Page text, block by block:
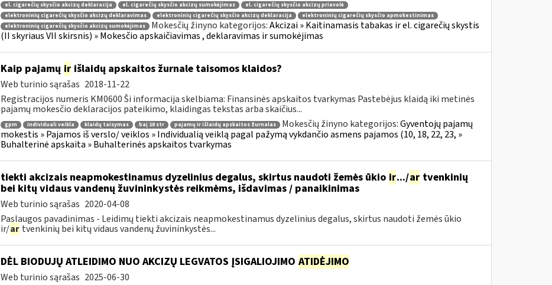
el. cigarečių skysčio akcizų deklaracija
el. cigarečių skysčio akcizų sumokėjimas
el. cigarečių skysčio akcizų prievolė
elektroninių cigarečių skysčio akcizų deklaravimas
elektroninių cigarečių skysčio akcizų deklaracija
elektroninių cigarečių skysčio apmokestinimas
elektroninių cigarečių skysčio akcizų sumokėjimas
Mokesčių žinyno kategorijos:Akcizai » Kaitinamasis tabakas ir el. cigarečių skystis
(II skyriaus VII skirsnis) » Mokesčio apskaičiavimas , deklaravimas ir sumokėjimas
Kaip pajamų irišlaidų apskaitos žurnale taisomos klaidos?
Web turinio sąrašas 2018-11-22
Registracijos numeris KM0600 Ši informacija skelbiama: Finansinės apskaitos tvarkymas Pastebėjus klaidą iki metinės
pajamų mokesčio deklaracijos pateikimo, klaidingas tekstas arba skaičius...
gpm individuali veikla klaidų taisymas baį 18 str pajamų ir išlaidų apskaitos žurnalas Mokesčių žinyno kategorijos:Gyventojų pajamų
mokestis » Pajamos iš verslo/ veiklos » Individualią veiklą pagal pažymą vykdančio asmens pajamos (10, 18, 22, 23, »
Buhalterinė apskaita » Buhalterinės apskaitos tvarkymas
tiekti akcizais neapmokestinamus dyzelinius degalus, skirtus naudoti žemės ūkio ir.../artvenkinių
bei kitų vidaus vandenų žuvininkystės reikmėms, išdavimas / panaikinimas
Web turinio sąrašas 2020-04-08
Paslaugos pavadinimas - Leidimų tiekti akcizais neapmokestinamus dyzelinius degalus, skirtus naudoti žemės ūkio
ir/ar tvenkinių bei kitų vidaus vandenų žuvininkystės...
DĖL BIODUJŲ ATLEIDIMO NUO AKCIZŲ LEGVATOS ĮSIGALIOJIMO ATIDĖJIMO
Web turinio sąrašas 2025-06-30